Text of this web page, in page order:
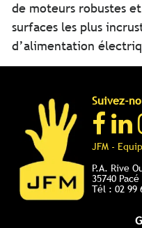
de moteurs robustes
surfaces les plus
d’alimentation
Suivez-
JFM -
P.A. Rive
35740 Pacé
Tél : 02 99